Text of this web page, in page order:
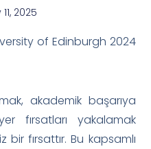
2025
of Edinburgh 2024
akademik başarıya
fırsatları yakalamak
fırsattır. Bu kapsamlı